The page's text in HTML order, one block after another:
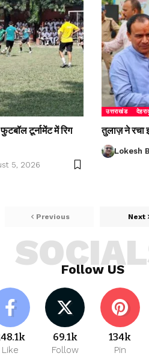
टूर्नामेंट में रिग
5, 2026
उत्तराखंड
तुलाज़ ने रचा
Lokesh
Previous Next
Follow US
Like
69.1k
Follow
134k
Pin